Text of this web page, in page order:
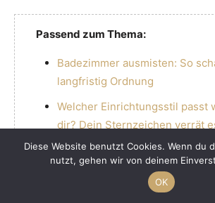
Passend zum Thema:
Badezimmer ausmisten: So
langfristig Ordnung
Welcher Einrichtungsstil passt
dir? Dein Sternzeichen verrät
IKEA-Möbel-Zubehör – Mit
Erweiterungen pimpst du deine
Diese Website benutzt Cookies. Wenn du
nutzt, gehen wir von deinem
OK